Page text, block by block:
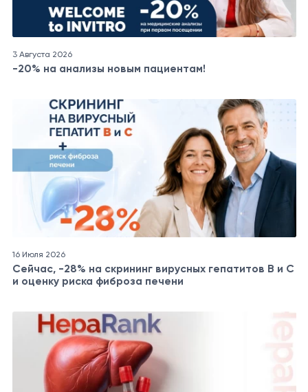
3 Августа 2026
-20% на анализы новым пациентам!
16 Июля 2026
Сейчас, -28% на скрининг вирусных гепатитов B и C
и оценку риска фиброза печени